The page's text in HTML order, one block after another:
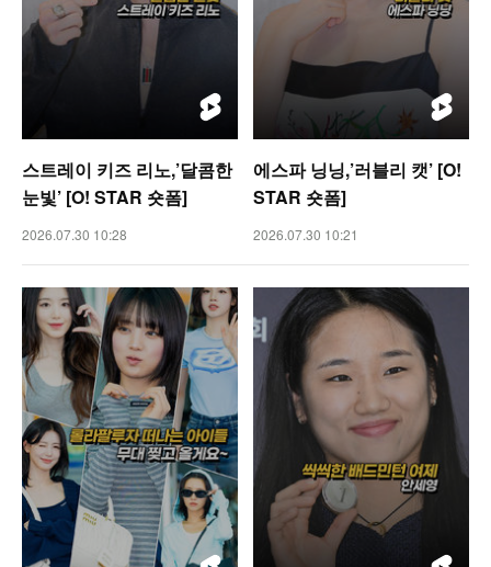
스트레이 키즈 리노,’달콤한
눈빛’ [O! STAR 숏폼]
2026.07.30 10:28
에스파 닝닝,’러블리 캣’ [O!
STAR 숏폼]
2026.07.30 10:21